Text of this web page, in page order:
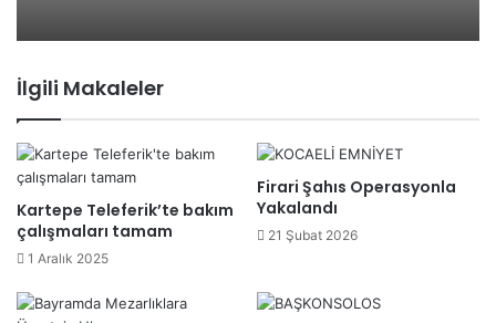
İlgili Makaleler
Kartepe Teleferik’te bakım
çalışmaları tamam
1 Aralık 2025
Firari Şahıs Operasyonla
Yakalandı
21 Şubat 2026